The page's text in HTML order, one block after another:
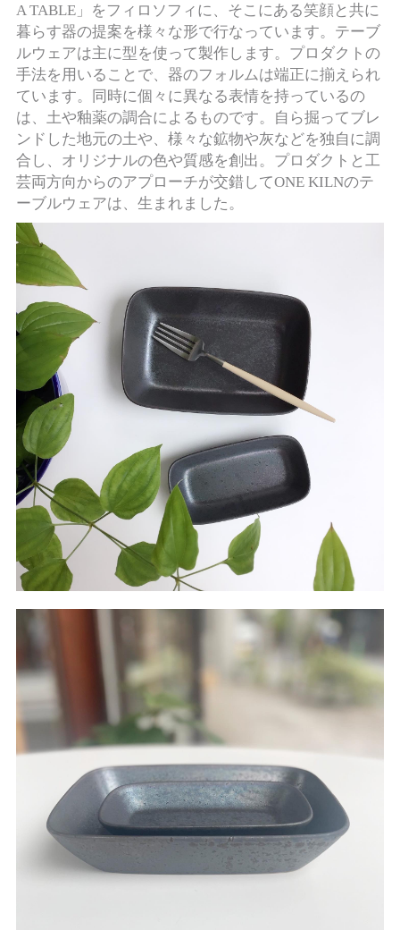
A TABLE」をフィロソフィに、そこにある笑顔と共に
暮らす器の提案を様々な形で行なっています。テーブ
ルウェアは主に型を使って製作します。プロダクトの
手法を用いることで、器のフォルムは端正に揃えられ
ています。同時に個々に異なる表情を持っているの
は、土や釉薬の調合によるものです。自ら掘ってブレ
ンドした地元の土や、様々な鉱物や灰などを独自に調
合し、オリジナルの色や質感を創出。プロダクトと工
芸両方向からのアプローチが交錯してONE KILNのテ
ーブルウェアは、生まれました。